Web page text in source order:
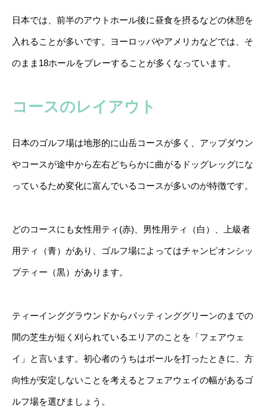
日本では、前半のアウトホール後に昼食を摂るなどの休憩を
入れることが多いです。ヨーロッパやアメリカなどでは、そ
のまま18ホールをプレーすることが多くなっています。
コースのレイアウト
日本のゴルフ場は地形的に山岳コースが多く、アップダウン
やコースが途中から左右どちらかに曲がるドッグレッグにな
っているため変化に富んでいるコースが多いのが特徴です。
どのコースにも女性用ティ(赤)、男性用ティ（白）、上級者
用ティ（青）があり、ゴルフ場によってはチャンピオンシッ
プティー（黒）があります。
ティーインググラウンドからパッティンググリーンのまでの
間の芝生が短く刈られているエリアのことを「フェアウェ
イ」と言います。初心者のうちはボールを打ったときに、方
向性が安定しないことを考えるとフェアウェイの幅があるゴ
ルフ場を選びましょう。